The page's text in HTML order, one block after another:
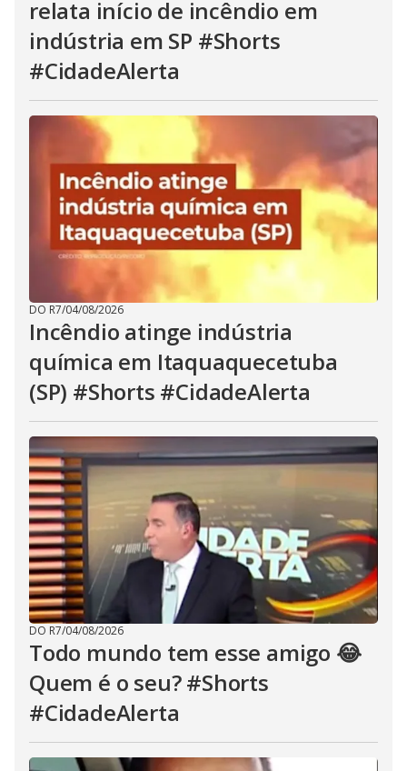
relata início de incêndio em
indústria em SP #Shorts
#CidadeAlerta
DO R7/04/08/2026
Incêndio atinge indústria
química em Itaquaquecetuba
(SP) #Shorts #CidadeAlerta
DO R7/04/08/2026
Todo mundo tem esse amigo 😂
Quem é o seu? #Shorts
#CidadeAlerta